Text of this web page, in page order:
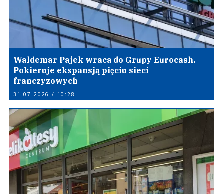
Waldemar Pajek wraca do Grupy Eurocash.
Pokieruje ekspansją pięciu sieci
franczyzowych
31.07.2026 / 10:28